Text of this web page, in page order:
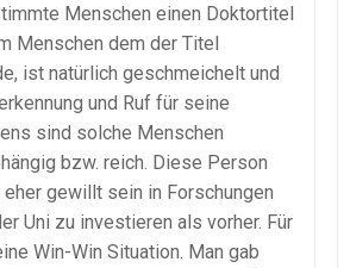
Menschen einen Doktortitel
Menschen dem der Titel
ist natürlich geschmeichelt und
und Ruf für seine
sind solche Menschen
bzw. reich. Diese Person
gewillt sein in Forschungen
Uni zu investieren als vorher. Für
Win-Win Situation. Man gab